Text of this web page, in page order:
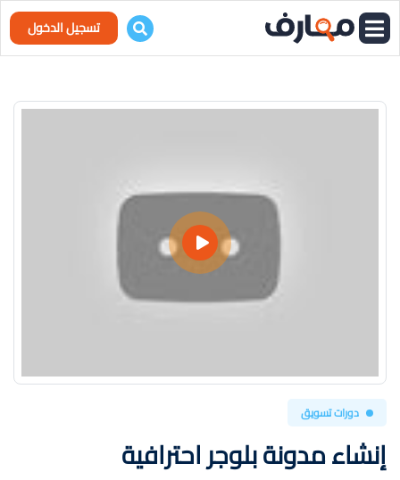
تسجيل الدخول
دورات تسويق
إنشاء مدونة بلوجر احترافية